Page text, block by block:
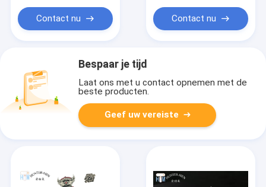
Contact nu Contact nu
Bespaar je tijd
Laat ons met u contact opnemen met de
beste producten.
Geef uw vereiste